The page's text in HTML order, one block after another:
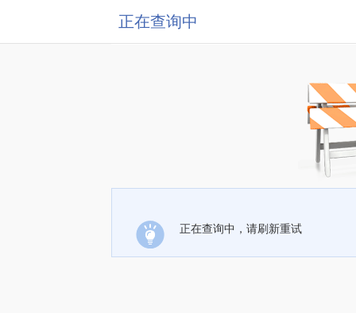
正在查询中
正在查询中，请刷新重试